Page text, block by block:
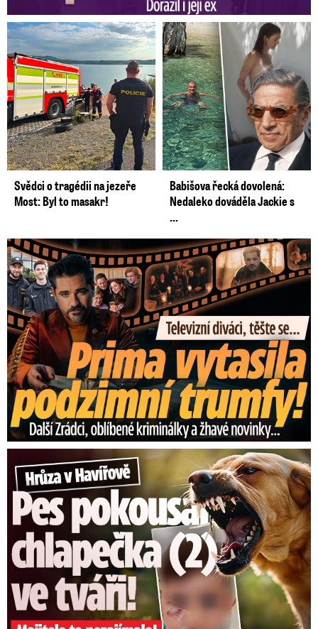
Svědci o tragédii na jezeře
Most: Byl to masakr!
Babišova řecká dovolená:
Nedaleko dováděla Jackie s
...
Prima vytasila podzimní trumfy! Další Zrádci a žhavé novinky
Hrůza v Havířově: Pes pokousal chlapečka (2) ve tváři!